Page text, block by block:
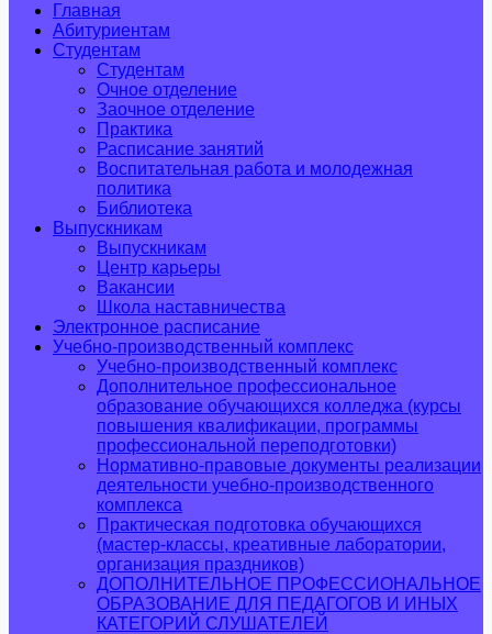
Главная
Абитуриентам
Студентам
Студентам
Очное отделение
Заочное отделение
Практика
Расписание занятий
Воспитательная работа и молодежная
политика
Библиотека
Выпускникам
Выпускникам
Центр карьеры
Вакансии
Школа наставничества
Электронное расписание
Учебно-производственный комплекс
Учебно-производственный комплекс
Дополнительное профессиональное
образование обучающихся колледжа (курсы
повышения квалификации, программы
профессиональной переподготовки)
Нормативно-правовые документы реализации
деятельности учебно-производственного
комплекса
Практическая подготовка обучающихся
(мастер-классы, креативные лаборатории,
организация праздников)
ДОПОЛНИТЕЛЬНОЕ ПРОФЕССИОНАЛЬНОЕ
ОБРАЗОВАНИЕ ДЛЯ ПЕДАГОГОВ И ИНЫХ
КАТЕГОРИЙ СЛУШАТЕЛЕЙ